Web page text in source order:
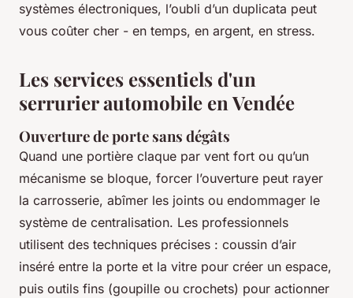
systèmes électroniques, l’oubli d’un duplicata peut
vous coûter cher - en temps, en argent, en stress.
Les services essentiels d'un
serrurier automobile en Vendée
Ouverture de porte sans dégâts
Quand une portière claque par vent fort ou qu’un
mécanisme se bloque, forcer l’ouverture peut rayer
la carrosserie, abîmer les joints ou endommager le
système de centralisation. Les professionnels
utilisent des techniques précises : coussin d’air
inséré entre la porte et la vitre pour créer un espace,
puis outils fins (goupille ou crochets) pour actionner